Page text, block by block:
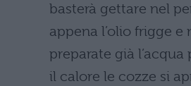
basterà gettare nel
appena l’olio frigge
preparate già l’acqua
il calore le cozze si